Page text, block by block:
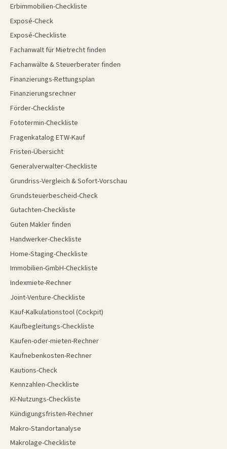
Erbimmobilien-Checkliste
Exposé-Check
Exposé-Checkliste
Fachanwalt für Mietrecht finden
Fachanwälte & Steuerberater finden
Finanzierungs-Rettungsplan
Finanzierungsrechner
Förder-Checkliste
Fototermin-Checkliste
Fragenkatalog ETW-Kauf
Fristen-Übersicht
Generalverwalter-Checkliste
Grundriss-Vergleich & Sofort-Vorschau
Grundsteuerbescheid-Check
Gutachten-Checkliste
Guten Makler finden
Handwerker-Checkliste
Home-Staging-Checkliste
Immobilien-GmbH-Checkliste
Indexmiete-Rechner
Joint-Venture-Checkliste
Kauf-Kalkulationstool (Cockpit)
Kaufbegleitungs-Checkliste
Kaufen-oder-mieten-Rechner
Kaufnebenkosten-Rechner
Kautions-Check
Kennzahlen-Checkliste
KI-Nutzungs-Checkliste
Kündigungsfristen-Rechner
Makro-Standortanalyse
Makrolage-Checkliste